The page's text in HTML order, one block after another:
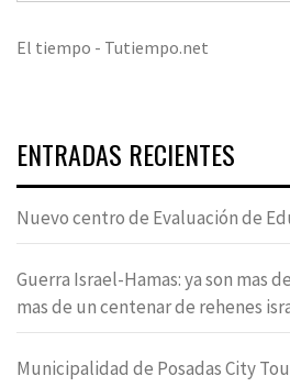
El tiempo - Tutiempo.net
ENTRADAS RECIENTES
Nuevo centro de Evaluación de
Guerra Israel-Hamas: ya son mas
mas de un centenar de rehenes
Municipalidad de Posadas City